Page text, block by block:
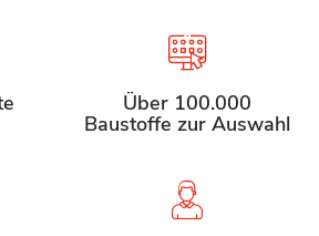
Über 100.000
Baustoffe zur Auswahl